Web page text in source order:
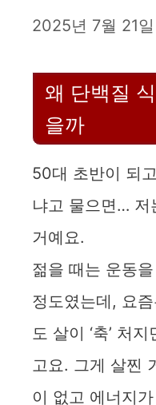
2025년 7월 21일
왜 단백질
을까
50대 초반이 되
냐고 물으면… 저
거예요.
젊을 때는 운동
정도였는데, 요
도 살이 ‘축’ 처
고요. 그게 살찐
이 없고 에너지